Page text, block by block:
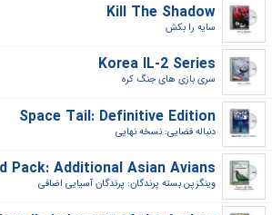
Kill The Shadow
سایه را بکش‎
Korea IL-2 Series
سری بازی های جنگ کره‎
Space Tail: Definitive Edition
دنباله فضایی: نسخه نهایی‎
Pack: Additional Asian Avians
وینگزپن بسته پرندگان: پرندگان آسیایی اضافی‎